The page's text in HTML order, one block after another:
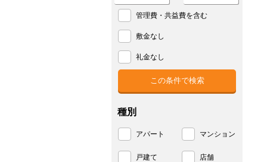
管理費・共益費を含む
敷金なし
礼金なし
種別
アパート マンション
戸建て 店舗